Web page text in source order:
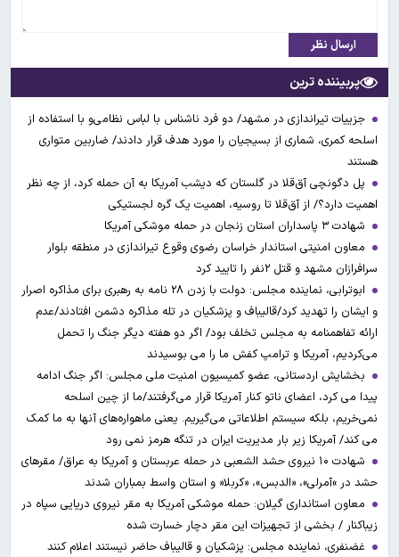
ارسال نظر
پربیننده ترین
جزییات تیراندازی در مشهد/ دو فرد ناشناس با لباس نظامی‌و با استفاده از
اسلحه کمری، شماری از بسیجیان را مورد هدف قرار دادند/ ضاربین متواری
هستند
پل دگونچی آق‌قلا در گلستان که دیشب آمریکا به آن حمله کرد، از چه نظر
اهمیت دارد؟/ از آق‌قلا تا روسیه، اهمیت یک گره لجستیکی
شهادت ۳ ‌پاسداران استان زنجان در حمله موشکی آمریکا
معاون امنیتی استاندار خراسان رضوی وقوع تیراندازی در منطقه بلوار
سرافرازان مشهد و قتل ۲نفر را تایید کرد
ابوترابی، نماینده مجلس: دولت با زدن ۲۸ نامه به رهبری برای مذاکره اصرار
و ایشان را تهدید کرد/قالیباف و پزشکیان در تله مذاکره دشمن افتادند/عدم
ارائه تفاهمنامه به مجلس تخلف بود/ اگر دو هفته دیگر جنگ را تحمل
می‌کردیم، آمریکا و ترامپ کفش ما را می بوسیدند
بخشایش اردستانی، عضو کمیسیون امنیت ملی مجلس: اگر جنگ ادامه
پیدا می کرد، اعضای ناتو کنار آمریکا قرار می‌گرفتند/ما از چین اسلحه
نمی‌خریم، بلکه سیستم اطلاعاتی می‌گیریم. یعنی ماهواره‌های آنها به ما کمک
می کند/ آمریکا زیر بار مدیریت ایران در تنگه هرمز نمی رود
شهادت ۱۰ نیروی حشد الشعبی در حمله عربستان و آمریکا به عراق/ مقرهای
حشد در »آمرلی»، «الدبس»، «کربلا« و استان واسط بمباران شدند
معاون استانداری گیلان: حمله موشکی آمریکا به مقر نیروی دریایی سپاه در
زیباکنار / بخشی از تجهیزات این مقر دچار خسارت شده
غضنفری، نماینده مجلس: پزشکیان و قالیباف حاضر نیستند اعلام کنند